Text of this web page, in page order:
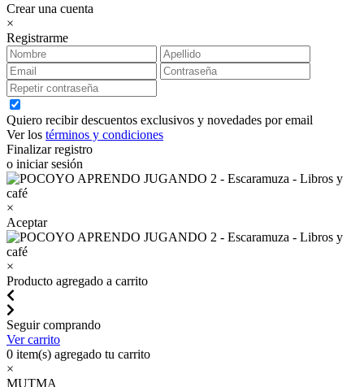
Crear una cuenta
×
Registrarme
Quiero recibir descuentos exclusivos y novedades por email
Ver los términos y condiciones
Finalizar registro
o iniciar sesión
×
Aceptar
×
Producto agregado a carrito
Seguir comprando
Ver carrito
0 item(s) agregado tu carrito
×
MUTMA